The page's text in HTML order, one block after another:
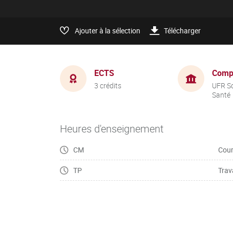
Ajouter à la sélection Télécharger
ECTS
3 crédits
UFR
Santé
Heures d'enseignement
CM
TP